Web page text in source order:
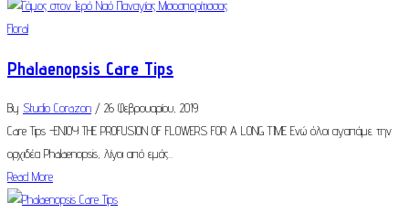
Floral
Phalaenopsis Care Tips
By Studio Corazon / 26 Φεβρουαρίου, 2019
Care Tips -ENJOY THE PROFUSION OF FLOWERS FOR A LONG TIME Ενώ όλοι αγαπάμε την
ορχιδέα Phalaenopsis, λίγοι από εμάς...
Read More